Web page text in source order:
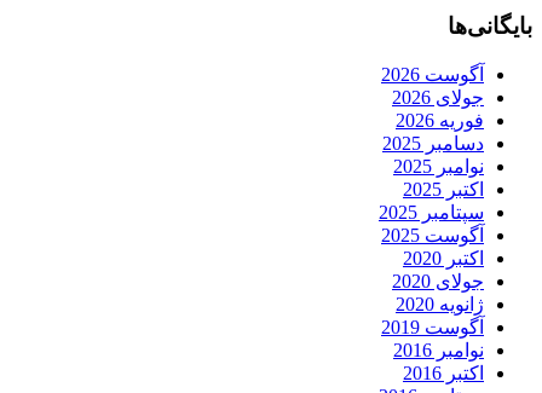
بایگانی‌ها
آگوست 2026
جولای 2026
فوریه 2026
دسامبر 2025
نوامبر 2025
اکتبر 2025
سپتامبر 2025
آگوست 2025
اکتبر 2020
جولای 2020
ژانویه 2020
آگوست 2019
نوامبر 2016
اکتبر 2016